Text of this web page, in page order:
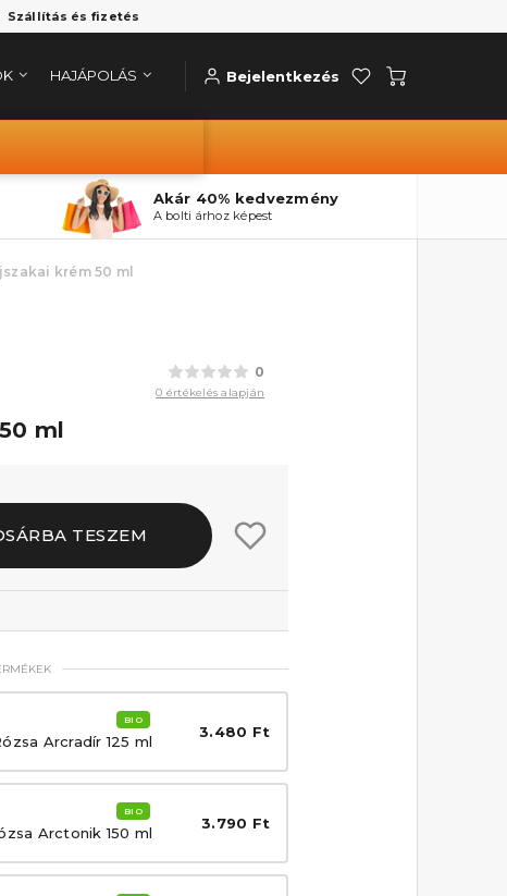
Szállítás és fizetés
HAJÁPOLÁS Bejelentkezés
Akár 40% kedvezmény
A bolti árhoz képest
krém 50 ml
0
0 értékelés alapján
ml
TESZEM
BIO
Arcradír 125 ml
3.480 Ft
BIO
Arctonik 150 ml
3.790 Ft